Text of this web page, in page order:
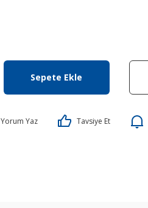
Sepete Ekle
Yorum Yaz Tavsiye Et